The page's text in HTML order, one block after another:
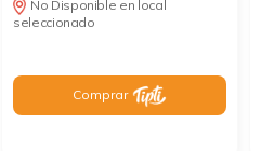
No Disponible en local
seleccionado
Comprar